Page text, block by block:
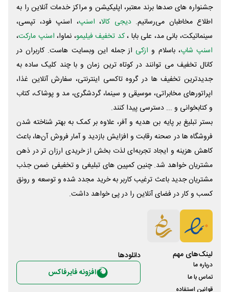
جشنواره های صدها برند معتبر، اپلیکیشن و مراکز خدمات آنلاین را به
اطلاع مخاطبان می‌رسانیم. دیجی کالا، اسنپ، اسنپ فود، تپسی،
سینماتیکت، بانی مد، علی‌ بابا ،کد تخفیف فیلیمو، نماوا، اسنپ مارکت،
اسنپ شاپ، باسلام و ازکی از جمله این وبسایت ‌هاست. کاربران در
کانال تخفیف می توانند در کوتاه ترین زمان و با چند کلیک ساده به
جدیدترین تخفیف ها در گروه تاکسی اینترنتی، سفارش آنلاین غذا،
اپراتورهای مخابراتی، موسیقی و سینما، گردشگری، مد و پوشاک، کتاب
و کتابخوانی و ... دسترسی پیدا کنند.
بستر تبلیغ بر پایه بن هدیه و آفر، علاوه بر کمک به بهتر شناخته شدن
فروشگاه ها در صحنه رقابت و افزایش بازدید و آمار فروش آن‌ها، باعث
کاهش هزینه و ایجاد تجربه‌ای لذت بخش از خریدی ارزان تر در ذهن
مشتریان خواهد شد. چنین کمپین های تبلیغی و تخفیفی ضمن جذب
مشتریان جدید باعث ترغیب کاربر به خرید مجدد شده و توسعه و رونق
کسب و کار در فضای آنلاین را در پی خواهد داشت.
لینک‌های مهم
درباره ما
تماس با ما
قوانین استفاده
دانلود‌ها
افزونه فایرفاکس